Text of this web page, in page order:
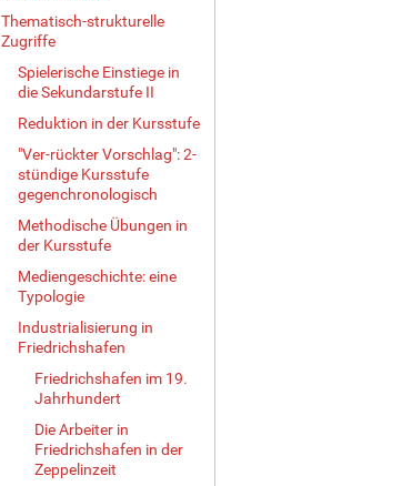
Thematisch-strukturelle
Zugriffe
Spielerische Einstiege in
die Sekundarstufe II
Reduktion in der Kursstufe
"Ver-rückter Vorschlag": 2-
stündige Kursstufe
gegenchronologisch
Methodische Übungen in
der Kursstufe
Mediengeschichte: eine
Typologie
Industrialisierung in
Friedrichshafen
Friedrichshafen im 19.
Jahrhundert
Die Arbeiter in
Friedrichshafen in der
Zeppelinzeit